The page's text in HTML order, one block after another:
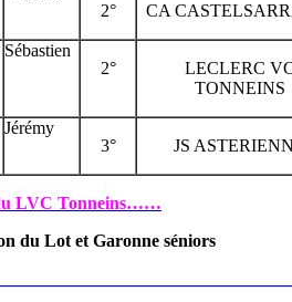
2°
CA
Sébastien
2°
LECLERC
TONNEINS
Jérémy
3°
JS
LVC Tonneins……
du Lot et Garonne séniors